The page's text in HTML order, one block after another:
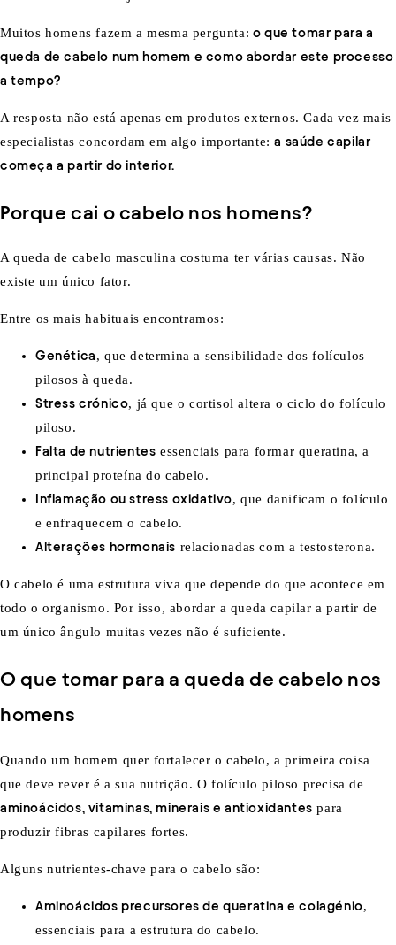
Muitos homens fazem a mesma pergunta: o que tomar para a
queda de cabelo num homem e como abordar este processo
a tempo?
A resposta não está apenas em produtos externos. Cada vez mais
especialistas concordam em algo importante:a saúde capilar
começa a partir do interior.
Porque cai o cabelo nos homens?
A queda de cabelo masculina costuma ter várias causas. Não
existe um único fator.
Entre os mais habituais encontramos:
Genética, que determina a sensibilidade dos folículos
pilosos à queda.
Stress crónico, já que o cortisol altera o ciclo do folículo
piloso.
Falta de nutrientes essenciais para formar queratina, a
principal proteína do cabelo.
Inflamação ou stress oxidativo, que danificam o folículo
e enfraquecem o cabelo.
Alterações hormonais relacionadas com a testosterona.
O cabelo é uma estrutura viva que depende do que acontece em
todo o organismo. Por isso, abordar a queda capilar a partir de
um único ângulo muitas vezes não é suficiente.
O que tomar para a queda de cabelo nos
homens
Quando um homem quer fortalecer o cabelo, a primeira coisa
que deve rever é a sua nutrição. O folículo piloso precisa de
aminoácidos, vitaminas, minerais e antioxidantes para
produzir fibras capilares fortes.
Alguns nutrientes-chave para o cabelo são:
Aminoácidos precursores de queratina e colagénio,
essenciais para a estrutura do cabelo.